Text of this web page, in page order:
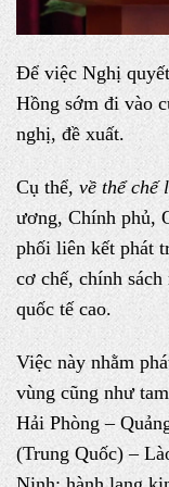
Để việc Nghị
Hồng sớm đi vào
nghị, đề xuất.
Cụ thể, về thể chế
ương, Chính phủ,
phối liên kết phát
cơ chế, chính
quốc tế cao.
Việc này nhằm
vùng cũng như
Hải Phòng –
(Trung Quốc) –